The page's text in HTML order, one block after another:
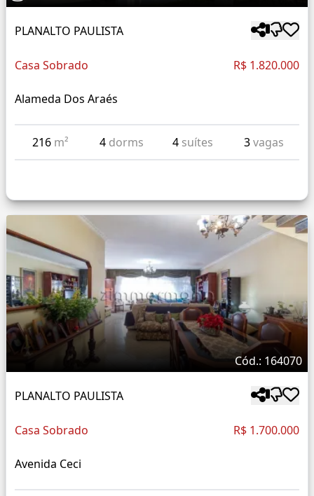
PLANALTO PAULISTA
Casa Sobrado R$ 1.820.000
Alameda Dos Araés
216 m² 4 dorms 4 suítes 3vagas
Cód.: 164070
PLANALTO PAULISTA
Casa Sobrado R$ 1.700.000
Avenida Ceci